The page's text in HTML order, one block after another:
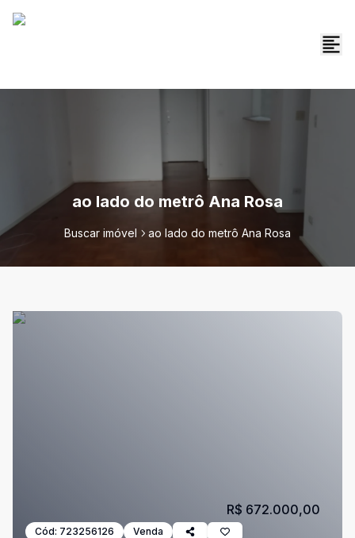
ao lado do metrô Ana Rosa
Buscar imóvel ao lado do metrô Ana Rosa
Cód: 723256126 Venda
R$ 672.000,00